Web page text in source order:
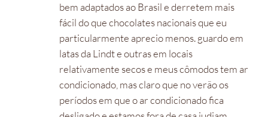
bem adaptados ao Brasil e derretem mais
fácil do que chocolates nacionais que eu
particularmente aprecio menos. guardo em
latas da Lindt e outras em locais
relativamente secos e meus cômodos tem ar
condicionado, mas claro que no verão os
períodos em que o ar condicionado fica